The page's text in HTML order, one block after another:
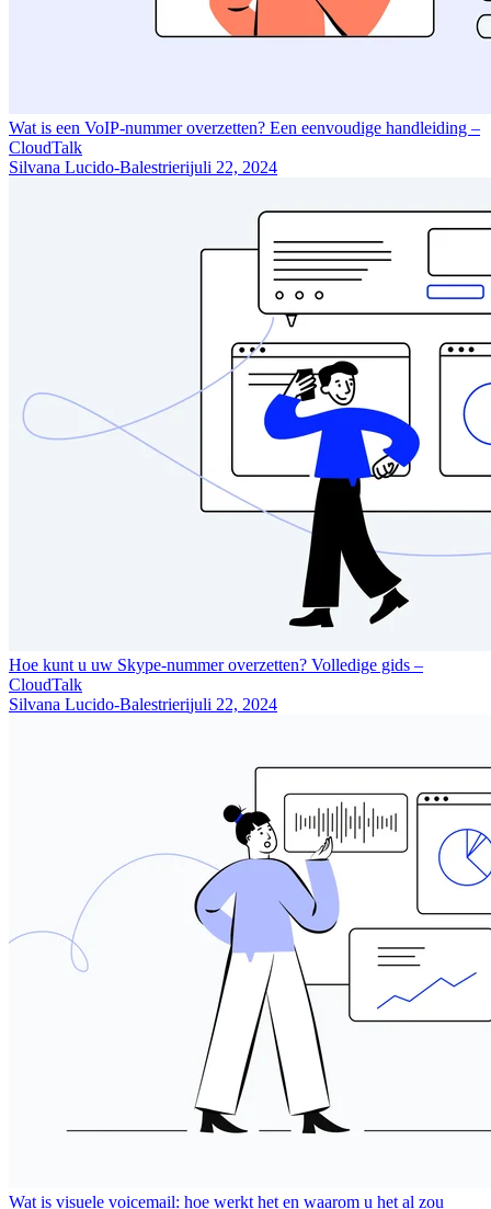
Wat is een VoIP-nummer overzetten? Een eenvoudige handleiding –
CloudTalk
Silvana Lucido-Balestrierijuli 22, 2024
Hoe kunt u uw Skype-nummer overzetten? Volledige gids –
CloudTalk
Silvana Lucido-Balestrierijuli 22, 2024
Wat is visuele voicemail: hoe werkt het en waarom u het al zou